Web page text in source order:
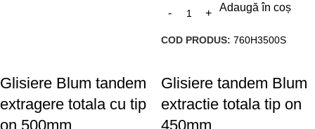
Adaugă în coș
COD PRODUS: 760H3500S
Glisiere Blum tandem
extragere totala cu tip
on 500mm
Glisiere tandem Blum
extractie totala tip on
450mm